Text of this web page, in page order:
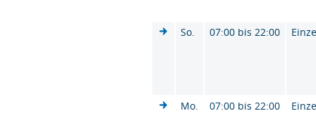
So. 07:00 bis 22:00
Mo. 07:00 bis 22:00